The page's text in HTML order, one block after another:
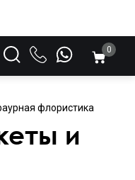
0
флористика
и